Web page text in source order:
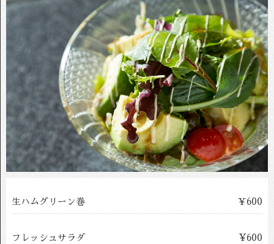
生ハムグリーン巻 ￥600
フレッシュサラダ ¥600